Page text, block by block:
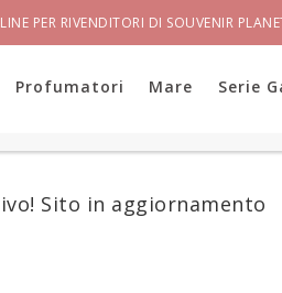
PER RIVENDITORI DI SOUVENIR
Profumatori Mare Serie
Sito in aggiornamento